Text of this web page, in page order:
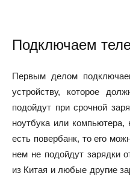
Подключаем
Первым делом
устройству, которое
подойдут при срочной
ноутбука или
есть повербанк, то его
нем не подойдут зарядки
из Китая и любые другие